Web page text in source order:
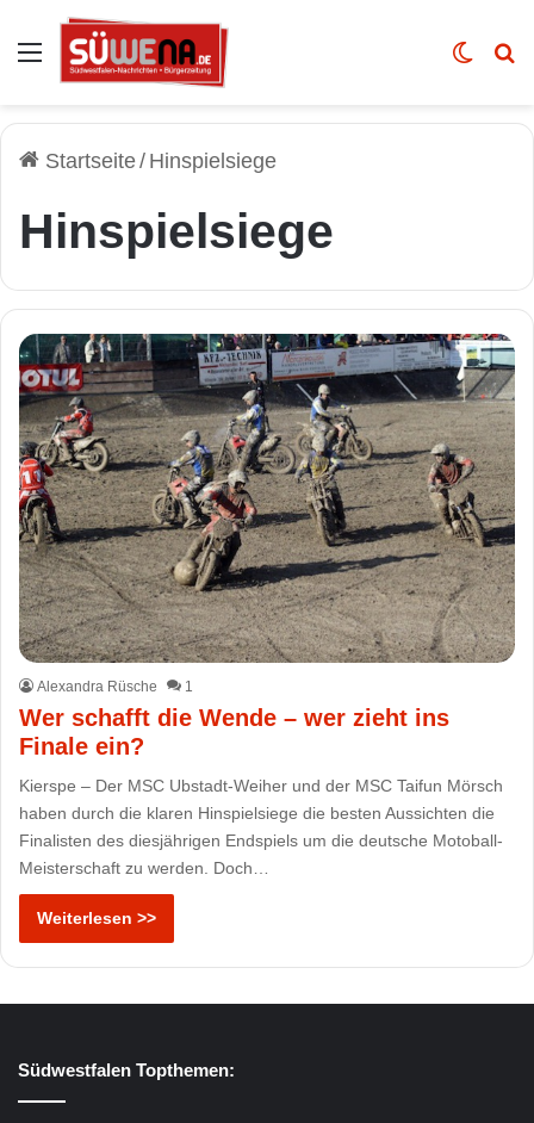
Auswahl Skin
Startseite/ Hinspielsiege
Hinspielsiege
Alexandra Rüsche 1
Wer schafft die Wende – wer zieht ins
Finale ein?
Kierspe – Der MSC Ubstadt-Weiher und der MSC Taifun Mörsch
haben durch die klaren Hinspielsiege die besten Aussichten die
Finalisten des diesjährigen Endspiels um die deutsche Motoball-
Meisterschaft zu werden. Doch…
Weiterlesen >>
Südwestfalen Topthemen: